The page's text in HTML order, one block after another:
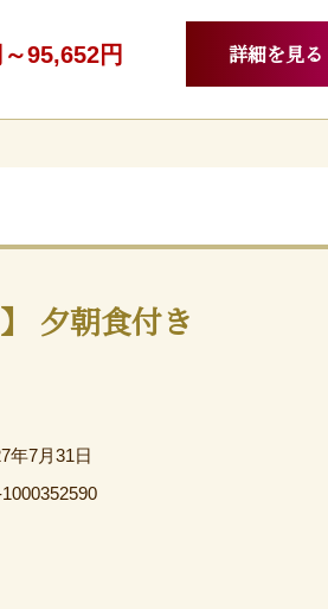
95,652円 詳細を見る
夕朝食付き
年7月31日